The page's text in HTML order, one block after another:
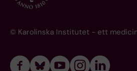
© Karolinska Institutet - ett